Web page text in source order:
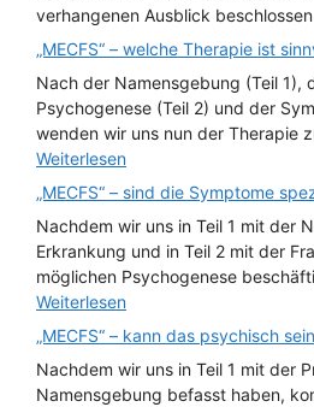
verhangenen Ausblick
„MECFS“ – welche Therapie ist
Nach der Namensgebung (Teil 1),
Psychogenese (Teil 2) und der
wenden wir uns nun der Therapie
Weiterlesen
„MECFS“ – sind die Symptome
Nachdem wir uns in Teil 1 mit der
Erkrankung und in Teil 2 mit der
möglichen Psychogenese
Weiterlesen
„MECFS“ – kann das psychisch
Nachdem wir uns in Teil 1 mit der
Namensgebung befasst haben,